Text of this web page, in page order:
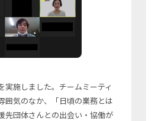
実施しました。チームミーティ
囲気のなか、「日頃の業務とは
先団体さんとの出会い・協働が